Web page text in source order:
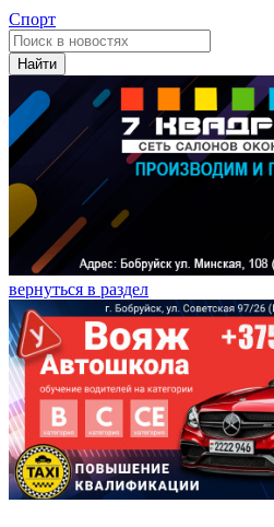
Спорт
Найти
вернуться в раздел